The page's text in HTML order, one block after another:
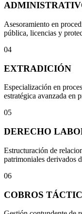
Asesoramiento en
pública, licencias y
04
EXTRADICIÓN
Especialización en
estratégica avanzada en
05
DERECHO
Estructuración de
patrimoniales derivados
06
COBROS